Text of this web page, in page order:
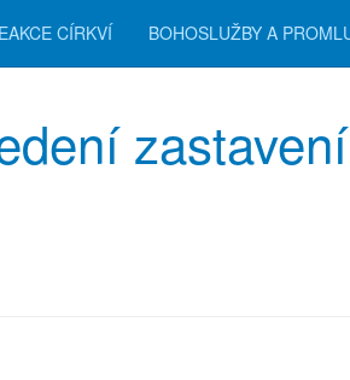
CÍRKVÍ BOHOSLUŽBY A